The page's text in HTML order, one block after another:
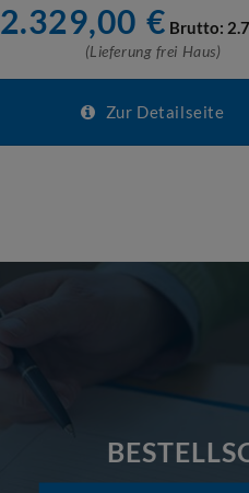
2.329,00 € Brutto:
(Lieferung frei Haus)
Zur Detailseite